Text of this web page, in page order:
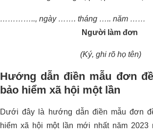
………….., ngày ……. tháng ….. năm ……
Người làm đơn
(Ký, ghi rõ họ tên)
Hướng dẫn điền mẫu đơn
bảo hiểm xã hội một lần
Dưới đây là hướng dẫn điền mẫu đơn
hiểm xã hội một lần mới nhất năm 2023